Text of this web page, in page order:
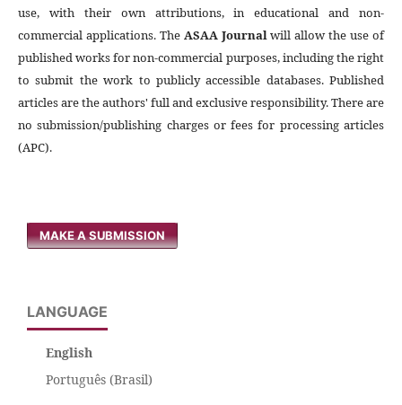
use, with their own attributions, in educational and non-
commercial applications. The ASAA Journalwill allow the use of
published works for non-commercial purposes, including the right
to submit the work to publicly accessible databases. Published
articles are the authors' full and exclusive responsibility. There are
no submission/publishing charges or fees for processing articles
(APC).
MAKE A SUBMISSION
LANGUAGE
English
Português (Brasil)